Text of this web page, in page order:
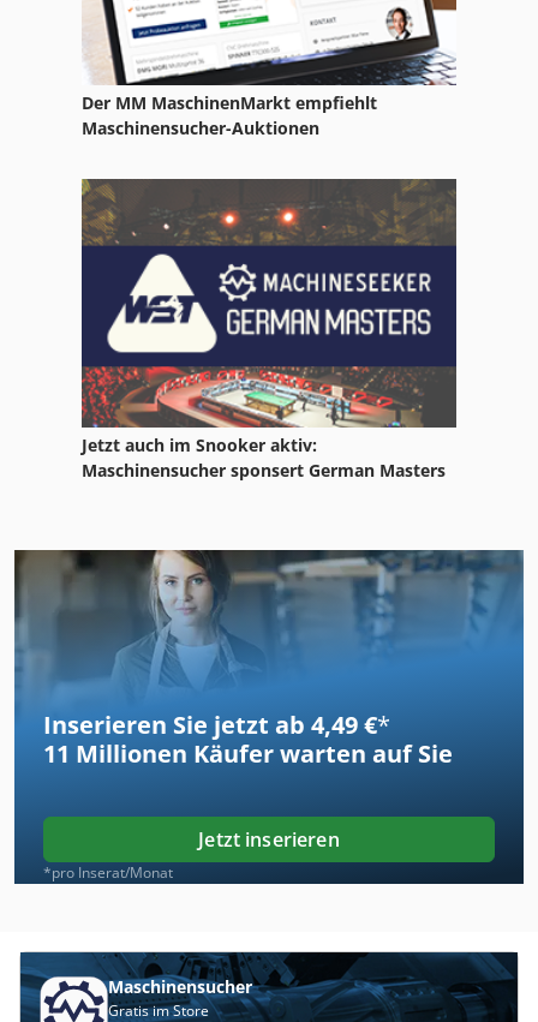
Der MM MaschinenMarkt empfiehlt
Maschinensucher-Auktionen
Jetzt auch im Snooker aktiv:
Maschinensucher sponsert German Masters
Inserieren Sie jetzt ab 4,49 €*
11 Millionen Käufer warten auf Sie
Jetzt inserieren
*pro Inserat/Monat
Maschinensucher
Gratis im Store